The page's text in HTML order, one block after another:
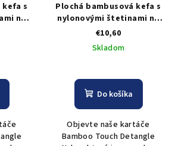
kefa s
na
M
Plochá bambusová kefa s
nylonovými štetinami na
jemné vlasy Olivia Garden
Bamboo Touch Nylon L
€10,60
Skladom
Do košíka
Objevte naše kartáče
Bamboo Touch Detangle